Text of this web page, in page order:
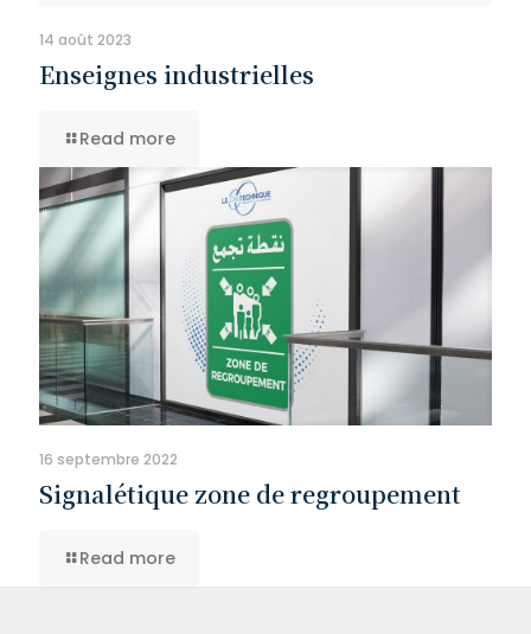
14 août 2023
Enseignes industrielles
Read more
16 septembre 2022
Signalétique zone de regroupement
Read more